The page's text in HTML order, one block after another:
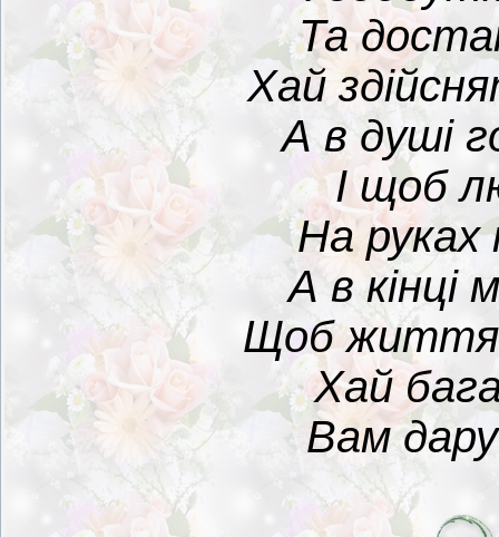
Та
Хай
А в душі
І щоб
На руках
А в кінці
Щоб життя
Хай
Вам